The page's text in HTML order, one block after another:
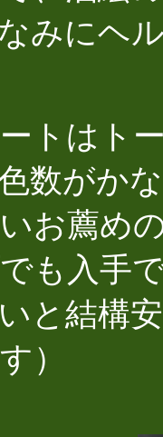
みにヘ
トはト
数がか
お薦め
も入手
と結構
）